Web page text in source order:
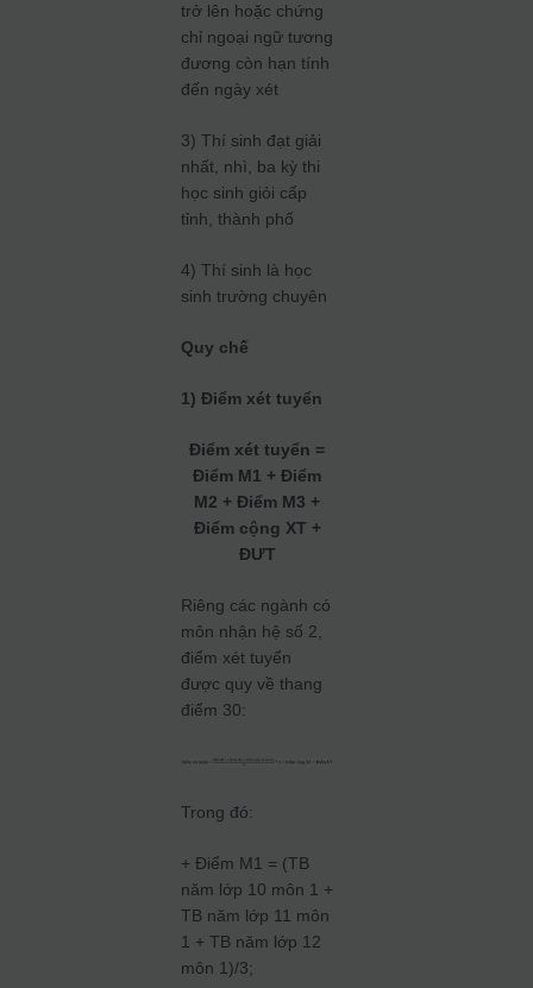
trở lên hoặc chứng
chỉ ngoại ngữ tương
đương còn hạn tính
đến ngày xét
3) Thí sinh đạt giải
nhất, nhì, ba kỳ thi
học sinh giỏi cấp
tỉnh, thành phố
4) Thí sinh là học
sinh trường chuyên
Quy chế
1) Điểm xét tuyển
Điểm xét tuyển =
Điểm M1 + Điểm
M2 + Điểm M3 +
Điểm cộng XT +
ĐƯT
Riêng các ngành có
môn nhận hệ số 2,
điểm xét tuyển
được quy về thang
điểm 30:
Trong đó:
+ Điểm M1 = (TB
năm lớp 10 môn 1 +
TB năm lớp 11 môn
1 + TB năm lớp 12
môn 1)/3;